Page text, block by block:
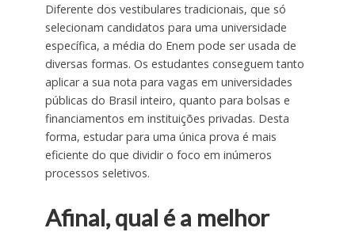
Diferente dos vestibulares tradicionais, que só
selecionam candidatos para uma universidade
específica, a média do Enem pode ser usada de
diversas formas. Os estudantes conseguem tanto
aplicar a sua nota para vagas em universidades
públicas do Brasil inteiro, quanto para bolsas e
financiamentos em instituições privadas. Desta
forma, estudar para uma única prova é mais
eficiente do que dividir o foco em inúmeros
processos seletivos.
Afinal, qual é a melhor